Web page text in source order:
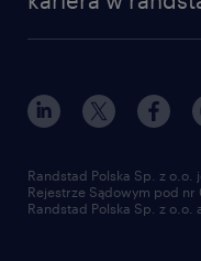
dla mediów
dla dostawców
nasz świat
pracuj w randstad
złóż CV
Randstad Polska Sp. z o.o.
Rejestrze Sądowym pod nr
Randstad Polska Sp. z o.o.